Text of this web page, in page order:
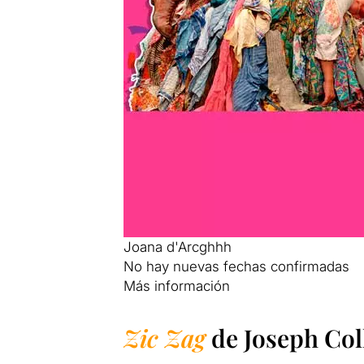
Joana d'Arcghhh
No hay nuevas fechas confirmadas
Más información
Zic Zagde Joseph